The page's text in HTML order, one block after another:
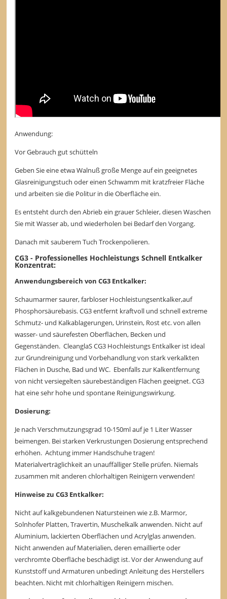
Anwendung:
Vor Gebrauch gut schütteln
Geben Sie eine etwa Walnuß große Menge auf ein geeignetes
Glasreinigungstuch oder einen Schwamm mit kratzfreier Fläche
und arbeiten sie die Politur in die Oberfläche ein.
Es entsteht durch den Abrieb ein grauer Schleier, diesen Waschen
Sie mit Wasser ab, und wiederholen bei Bedarf den Vorgang.
Danach mit sauberem Tuch Trockenpolieren.
CG3 - Professionelles Hochleistungs Schnell Entkalker
Konzentrat:
Anwendungsbereich von CG3 Entkalker:
Schaumarmer saurer, farbloser Hochleistungsentkalker,auf
Phosphorsäurebasis. CG3 entfernt kraftvoll und schnell extreme
Schmutz- und Kalkablagerungen, Urinstein, Rost etc. von allen
wasser- und säurefesten Oberflächen, Becken und
Gegenständen. CleanglaS CG3 Hochleistungs Entkalker ist ideal
zur Grundreinigung und Vorbehandlung von stark verkalkten
Flächen in Dusche, Bad und WC. Ebenfalls zur Kalkentfernung
von nicht versiegelten säurebeständigen Flächen geeignet. CG3
hat eine sehr hohe und spontane Reinigungswirkung.
Dosierung:
Je nach Verschmutzungsgrad 10-150ml auf je 1 Liter Wasser
beimengen. Bei starken Verkrustungen Dosierung entsprechend
erhöhen. Achtung immer Handschuhe tragen!
Materialverträglichkeit an unauffälliger Stelle prüfen. Niemals
zusammen mit anderen chlorhaltigen Reinigern verwenden!
Hinweise zu CG3 Entkalker:
Nicht auf kalkgebundenen Natursteinen wie z.B. Marmor,
Solnhofer Platten, Travertin, Muschelkalk anwenden. Nicht auf
Aluminium, lackierten Oberflächen und Acrylglas anwenden.
Nicht anwenden auf Materialien, deren emaillierte oder
verchromte Oberfläche beschädigt ist. Vor der Anwendung auf
Kunststoff und Armaturen unbedingt Anleitung des Herstellers
beachten. Nicht mit chlorhaltigen Reinigern mischen.